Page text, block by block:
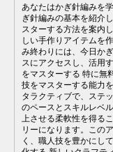
あなたはかぎ針編みを
ぎ針編みの基本を紹介
スターする方法を案内
しい手作りアイテムを
み終わりには、今日か
スにアクセスし、活用
をマスターする 特に無
技をマスターする能力
タラクティブで、ステ
のペースとスキルレベ
上させる柔軟性を得る
リーになります。この
く、職人技を豊かにし